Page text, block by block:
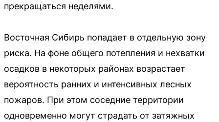
прекращаться неделями.
Восточная Сибирь попадает в отдельную зону
риска. На фоне общего потепления и нехватки
осадков в некоторых районах возрастает
вероятность ранних и интенсивных лесных
пожаров. При этом соседние территории
одновременно могут страдать от затяжных